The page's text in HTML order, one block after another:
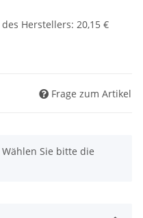
Herstellers: 20,15 €
Frage zum Artikel
Sie bitte die